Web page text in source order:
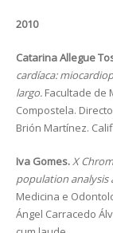
2010
Catarina Allegue
cardíaca:
largo. Facultade de
Compostela.
Brión Martínez.
Iva Gomes.X
population analysis
Medicina e
Ángel Carracedo